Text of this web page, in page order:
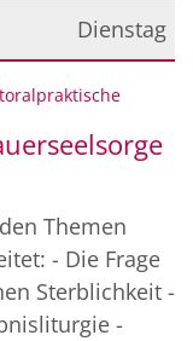
Dienstag
Themen
- Die Frage
Sterblichkeit -
-